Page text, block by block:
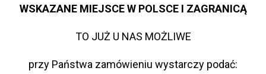
WSKAZANE MIEJSCE W POLSCE I ZAGRANICĄ
TO JUŻ U NAS MOŻLIWE
przy Państwa zamówieniu wystarczy podać: